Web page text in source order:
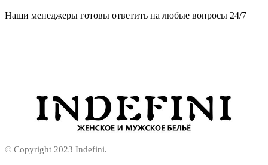
Наши менеджеры готовы ответить на любые вопросы 24/7
© Copyright 2023 Indefini.